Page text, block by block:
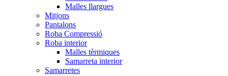
Malles llargues
Mitjons
Pantalons
Roba Compressió
Roba interior
Malles tèrmiques
Samarreta interior
Samarretes